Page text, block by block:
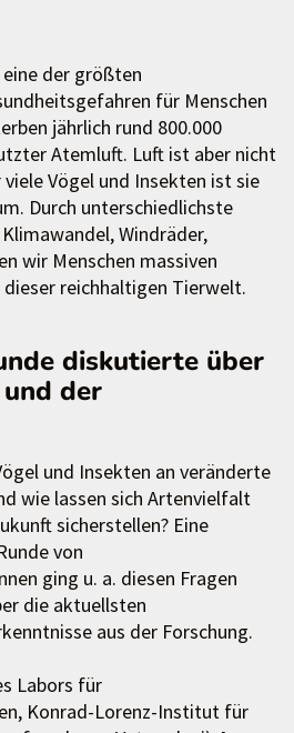
der größten
für Menschen
jährlich rund 800.000
Atemluft. Luft ist aber nicht
Vögel und Insekten ist sie
Durch unterschiedlichste
Windräder,
wir Menschen massiven
dieser reichhaltigen Tierwelt.
diskutierte über
und der
und Insekten an veränderte
wie lassen sich Artenvielfalt
sicherstellen? Eine
von
ging u. a. diesen Fragen
die aktuellsten
aus der Forschung.
Labors für
Konrad-Lorenz-Institut für